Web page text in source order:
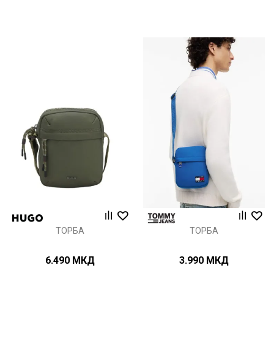
ТОРБА
6.490 МКД
ТОРБА
3.990 МКД